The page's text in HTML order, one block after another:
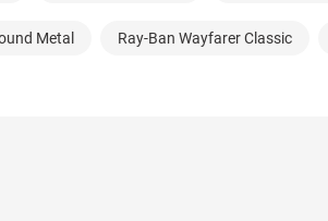
Metal Ray-Ban Wayfarer Classic